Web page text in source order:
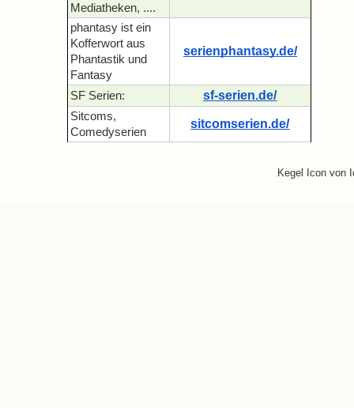
Mediatheken, ....
phantasy ist ein
Kofferwort aus
Phantastik und
Fantasy
serienphantasy.de/
SF Serien: sf-serien.de/
Sitcoms,
Comedyserien
sitcomserien.de/
Kegel Icon von